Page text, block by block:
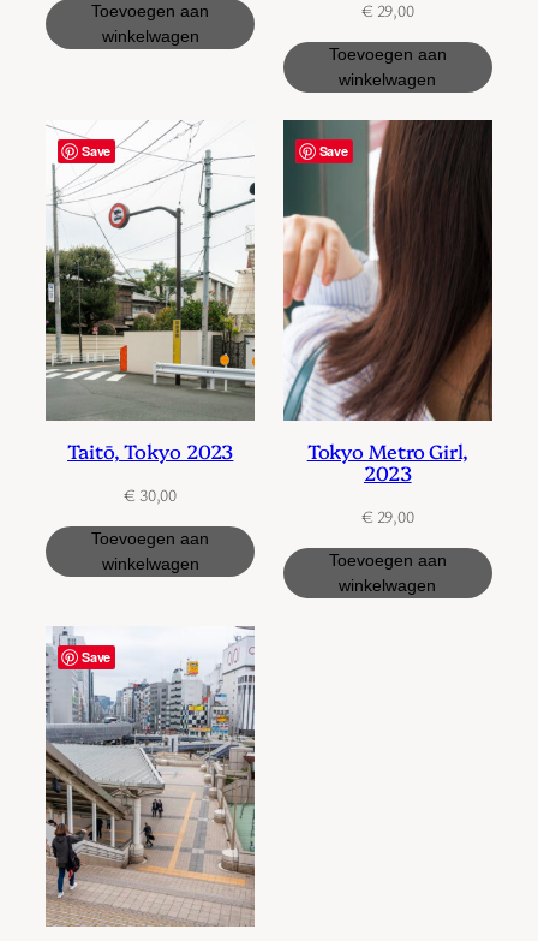
Toevoegen aan
winkelwagen
€ 29,00
Toevoegen aan
winkelwagen
Save
Taitō, Tokyo 2023
€ 30,00
Toevoegen aan
winkelwagen
Save
Tokyo Metro Girl,
2023
€ 29,00
Toevoegen aan
winkelwagen
Save